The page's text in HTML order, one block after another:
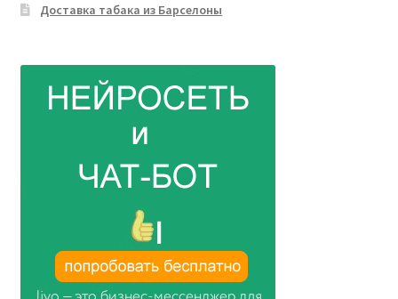
Доставка табака из Барселоны